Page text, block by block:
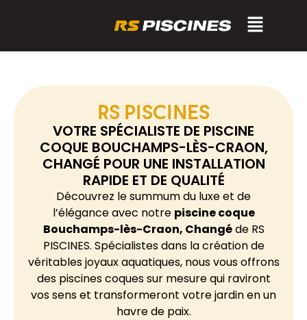
RS PISCINES
VOTRE SPÉCIALISTE DE PISCINE
COQUE BOUCHAMPS-LÈS-CRAON,
CHANGÉ POUR UNE INSTALLATION
RAPIDE ET DE QUALITÉ
Découvrez le summum du luxe et de
l’élégance avec notre piscine coque
Bouchamps-lès-Craon, Changéde RS
PISCINES. Spécialistes dans la création de
véritables joyaux aquatiques, nous vous offrons
des piscines coques sur mesure qui raviront
vos sens et transformeront votre jardin en un
havre de paix.